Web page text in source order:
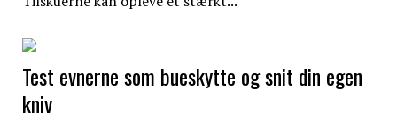
Test evnerne som bueskytte og snit din egen
kniv